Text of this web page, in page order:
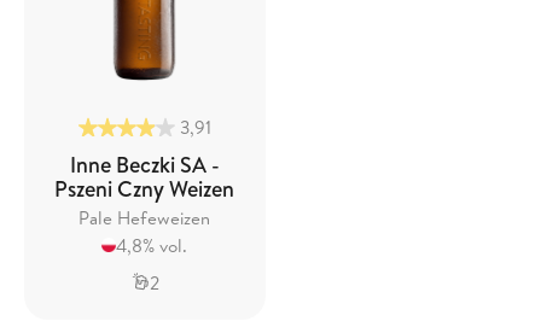
3,91
Inne Beczki SA -
Pszeni Czny Weizen
Pale Hefeweizen
4,8% vol.
2